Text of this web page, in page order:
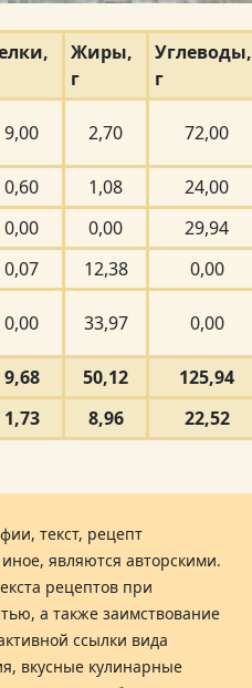
Жиры,
г
Углеводы,
г
9,00 2,70 72,00
0,60 1,08 24,00
0,00 0,00 29,94
0,07 12,38 0,00
0,00 33,97 0,00
9,68 50,12 125,94
1,73 8,96 22,52
текст, рецепт
являются авторскими.
рецептов при
а также заимствование
ссылки вида
вкусные кулинарные